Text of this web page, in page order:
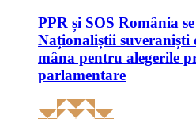
PPR și SOS România
Naționaliștii suveraniști
mâna pentru alegerile
parlamentare